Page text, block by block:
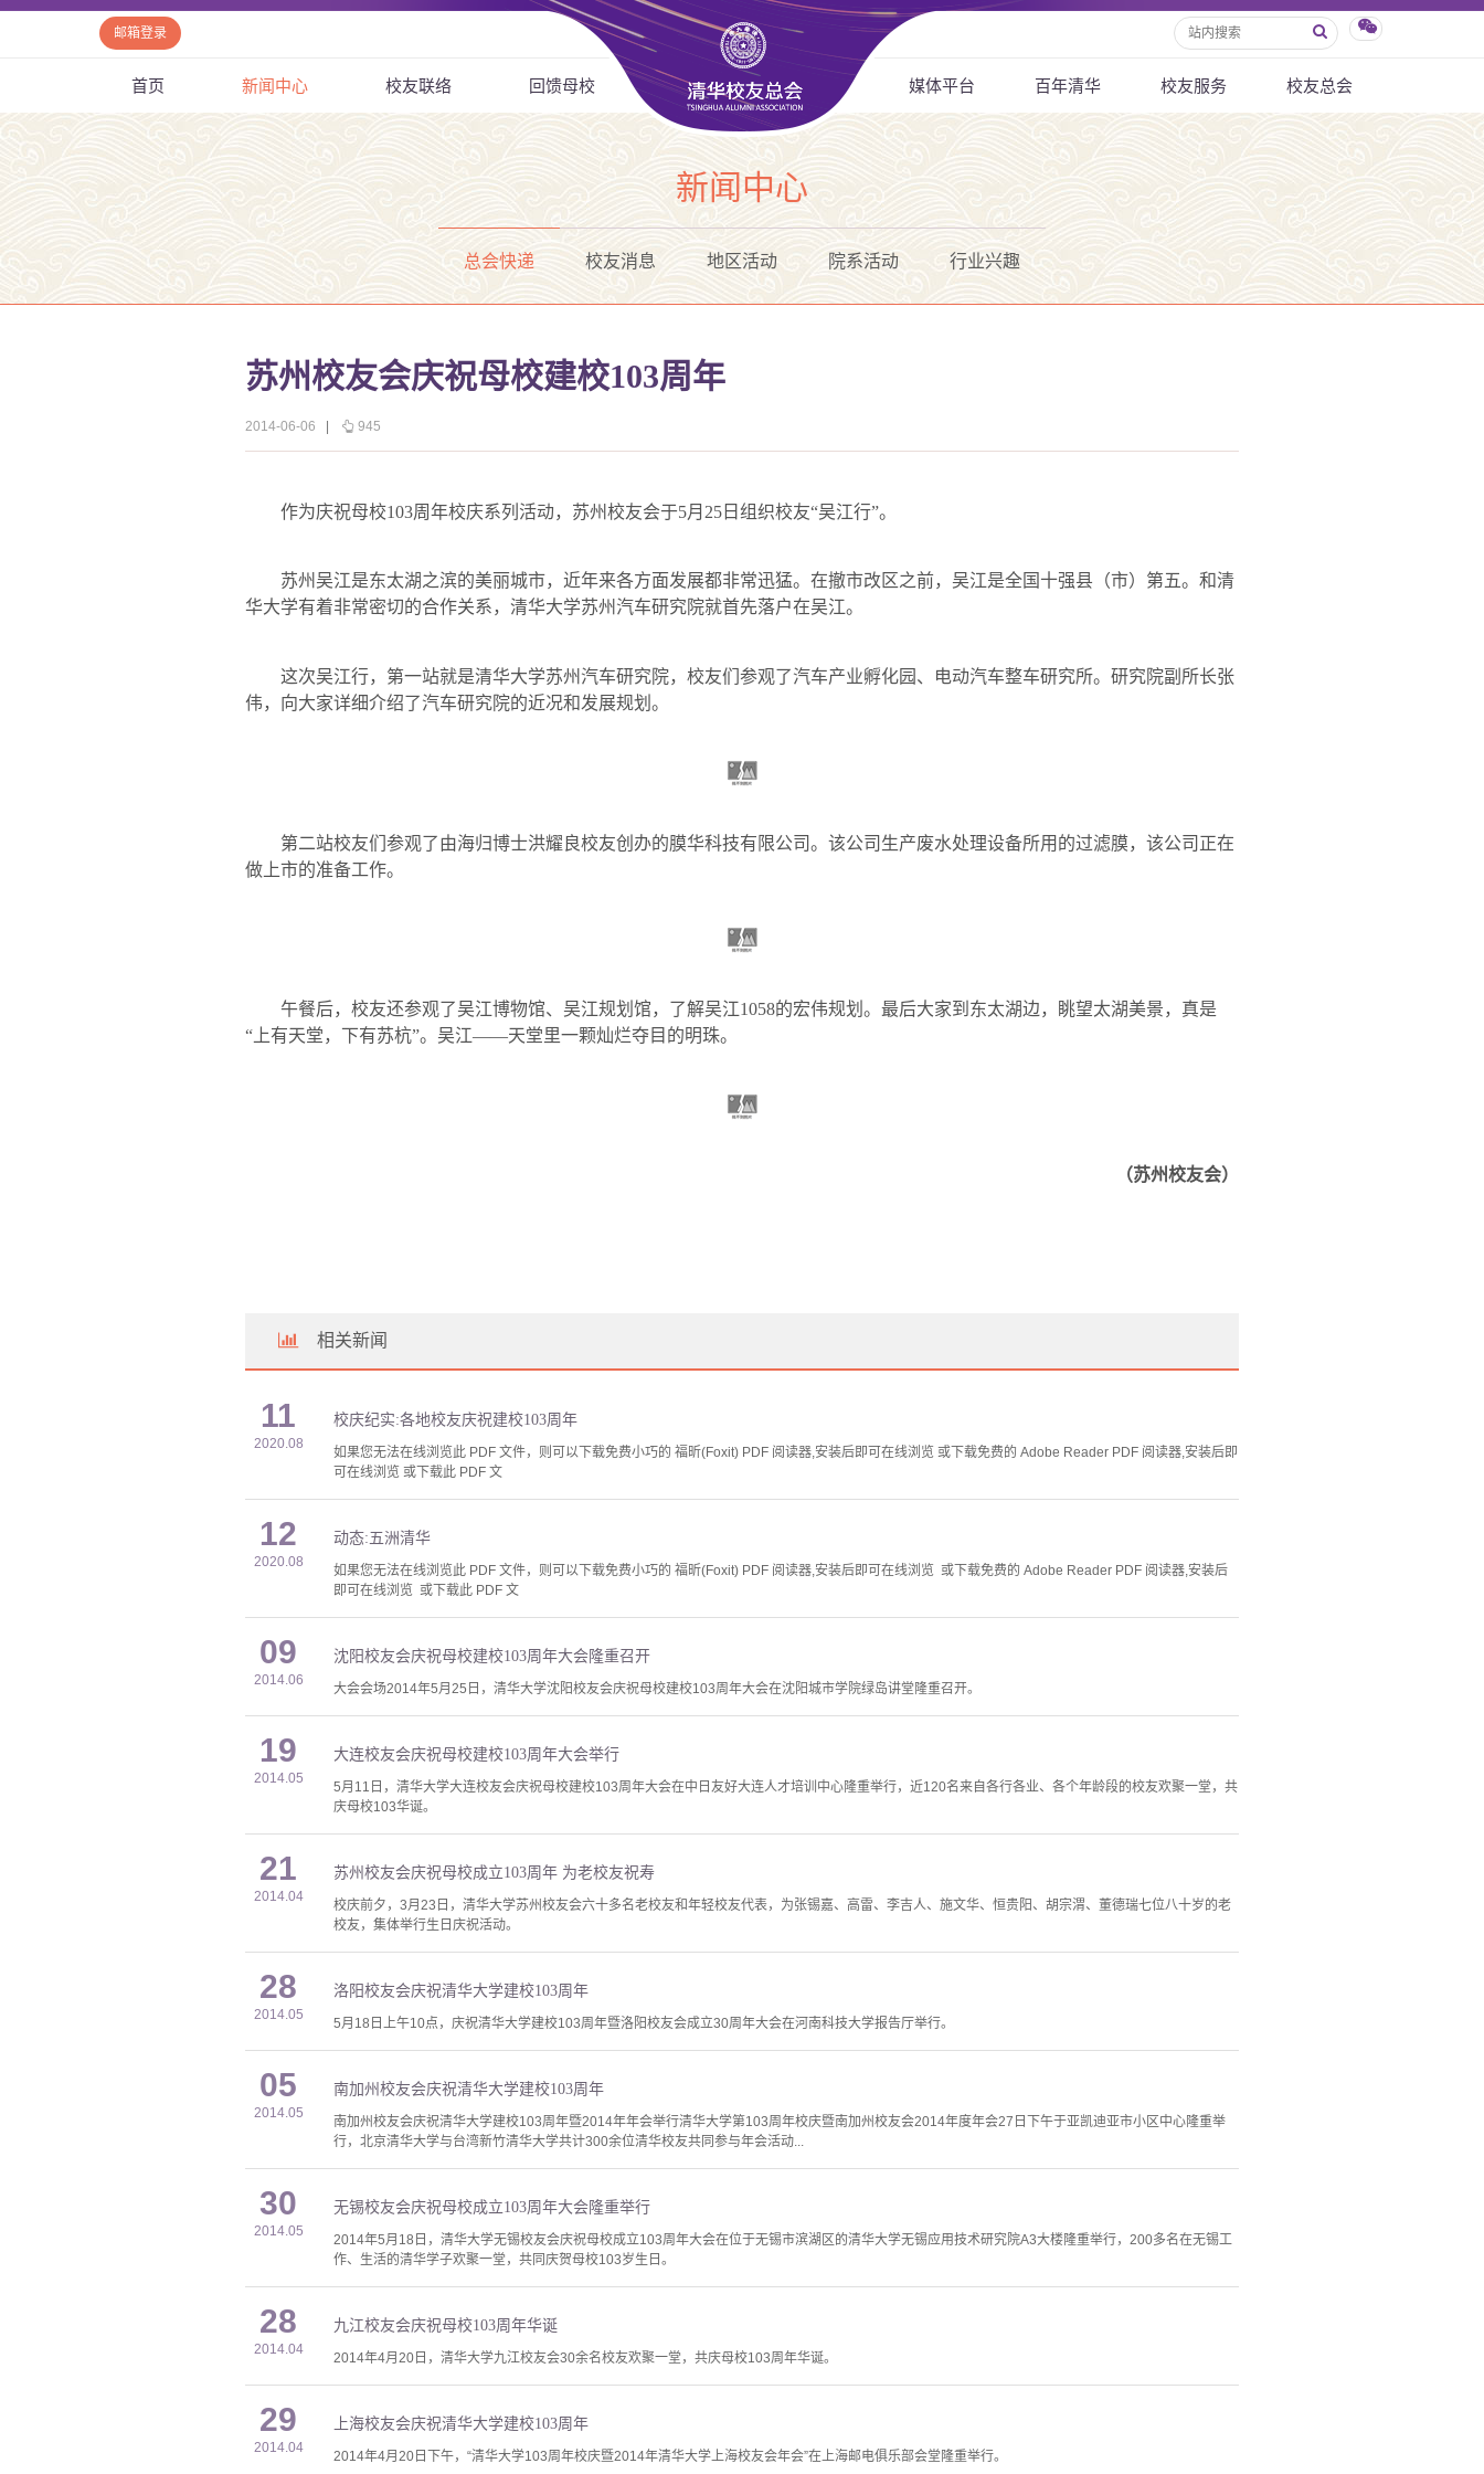
邮箱登录
首页 新闻中心 校友联络 回馈母校 媒体平台 百年清华 校友服务 校友总会
新闻中心
总会快递 校友消息 地区活动 院系活动 行业兴趣
苏州校友会庆祝母校建校103周年
2014-06-06 945
作为庆祝母校103周年校庆系列活动，苏州校友会于5月 25 日组织校友“吴江行”。
苏州吴江是东太湖之滨的美丽城市，近年来各方面发展都非常迅猛。在撤市改区之前，吴江是全国十强县（市）第五。和清
华大学有着非常密切的合作关系，清华大学苏州汽车研究院就首先落户在吴江。
这次吴江行，第一站就是清华大学苏州汽车研究院，校友们参观了汽车产业孵化园、电动汽车整车研究所。研究院副所长张
伟，向大家详细介绍了汽车研究院的近况和发展规划。
第二站校友们参观了由海归博士洪耀良校友创办的膜华科技有限公司。该公司生产废水处理设备所用的过滤膜，该公司正在
做上市的准备工作。
午餐后，校友还参观了吴江博物馆、吴江规划馆，了解吴江1058的宏伟规划。最后大家到东太湖边，眺望太湖美景，真是
“上有天堂，下有苏杭”。吴江——天堂里一颗灿烂夺目的明珠。
（苏州校友会）
相关新闻
11
2020.08
校庆纪实:各地校友庆祝建校103周年
如果您无法在线浏览此 PDF 文件，则可以下载免费小巧的 福昕(Foxit) PDF 阅读器,安装后即可在线浏览 或下载免费的 Adobe Reader PDF 阅读器,安装后即
可在线浏览 或下载此 PDF 文
12
2020.08
动态:五洲清华
如果您无法在线浏览此 PDF 文件，则可以下载免费小巧的 福昕(Foxit) PDF 阅读器,安装后即可在线浏览 或下载免费的 Adobe Reader PDF 阅读器,安装后
即可在线浏览 或下载此 PDF 文
09
2014.06
沈阳校友会庆祝母校建校103周年大会隆重召开
大会会场2014年5月25日，清华大学沈阳校友会庆祝母校建校103周年大会在沈阳城市学院绿岛讲堂隆重召开。
19
2014.05
大连校友会庆祝母校建校103周年大会举行
5月11日，清华大学大连校友会庆祝母校建校103周年大会在中日友好大连人才培训中心隆重举行，近120名来自各行各业、各个年龄段的校友欢聚一堂，共
庆母校103华诞。
21
2014.04
苏州校友会庆祝母校成立103周年 为老校友祝寿
校庆前夕，3月23日，清华大学苏州校友会六十多名老校友和年轻校友代表，为张锡嘉、高雷、李吉人、施文华、恒贵阳、胡宗渭、董德瑞七位八十岁的老
校友，集体举行生日庆祝活动。
28
2014.05
洛阳校友会庆祝清华大学建校103周年
5月18日上午10点，庆祝清华大学建校103周年暨洛阳校友会成立30周年大会在河南科技大学报告厅举行。
05
2014.05
南加州校友会庆祝清华大学建校103周年
南加州校友会庆祝清华大学建校103周年暨2014年年会举行清华大学第103周年校庆暨南加州校友会2014年度年会27日下午于亚凯迪亚市小区中心隆重举
行，北京清华大学与台湾新竹清华大学共计300余位清华校友共同参与年会活动...
30
2014.05
无锡校友会庆祝母校成立103周年大会隆重举行
2014年5月18日，清华大学无锡校友会庆祝母校成立103周年大会在位于无锡市滨湖区的清华大学无锡应用技术研究院A3大楼隆重举行，200多名在无锡工
作、生活的清华学子欢聚一堂，共同庆贺母校103岁生日。
28
2014.04
九江校友会庆祝母校103周年华诞
2014年4月20日，清华大学九江校友会30余名校友欢聚一堂，共庆母校103周年华诞。
29
2014.04
上海校友会庆祝清华大学建校103周年
2014年4月20日下午，“清华大学103周年校庆暨2014年清华大学上海校友会年会”在上海邮电俱乐部会堂隆重举行。